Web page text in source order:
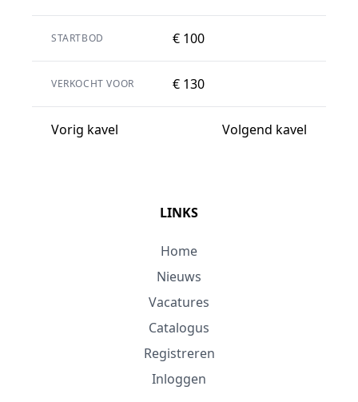
STARTBOD € 100
VERKOCHT VOOR € 130
Vorig kavel Volgend kavel
LINKS
Home
Nieuws
Vacatures
Catalogus
Registreren
Inloggen